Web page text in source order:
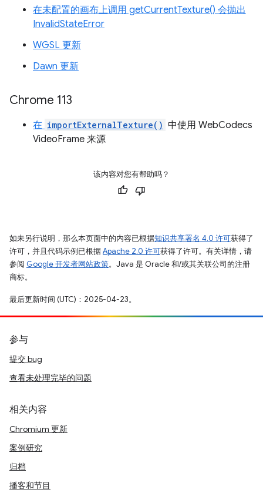
在未配置的画布上调用 getCurrentTexture() 会抛出
InvalidStateError
WGSL 更新
Dawn 更新
Chrome 113
在 importExternalTexture() 中使用 WebCodecs
VideoFrame 来源
该内容对您有帮助吗？
如未另行说明，那么本页面中的内容已根据知识共享署名 4.0 许可获得了
许可，并且代码示例已根据Apache 2.0 许可获得了许可。有关详情，请
参阅 Google 开发者网站政策。Java 是 Oracle 和/或其关联公司的注册
商标。
最后更新时间 (UTC)：2025-04-23。
参与
提交 bug
查看未处理完毕的问题
相关内容
Chromium 更新
案例研究
归档
播客和节目